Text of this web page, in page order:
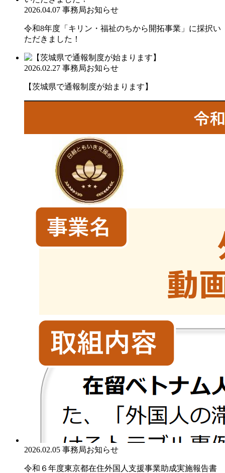
2026.04.07 事務局お知らせ
令和8年度「キリン・福祉のちから開拓事業」に採択い
ただきました！
2026.02.27 事務局お知らせ
【茨城県で通報制度が始まります】
2026.02.05 事務局お知らせ
令和６年度東京都在住外国人支援事業助成実施報告書